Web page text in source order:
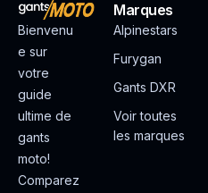
Bienvenu
e sur
votre
guide
ultime de
gants
moto!
Comparez
Marques
Alpinestars
Furygan
Gants DXR
Voir toutes
les marques